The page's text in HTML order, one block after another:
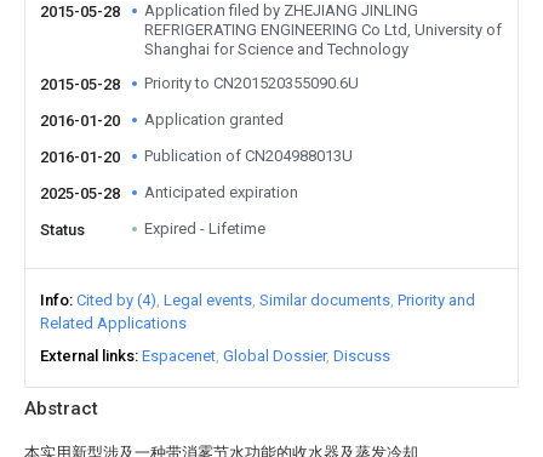
Abstract
本实用新型涉及一种带消雾节水功能的收水器及蒸发冷却
2015-05-28
Application filed by ZHEJIANG JINLING
REFRIGERATING ENGINEERING Co Ltd, University of
Shanghai for Science and Technology
2015-05-28
Priority to CN201520355090.6U
2016-01-20 Application granted
2016-01-20 Publication of CN204988013U
2025-05-28 Anticipated expiration
Status Expired - Lifetime
Info Cited by (4) Legal events Similar documents Priority and
Related Applications
External links Espacenet Global Dossier Discuss